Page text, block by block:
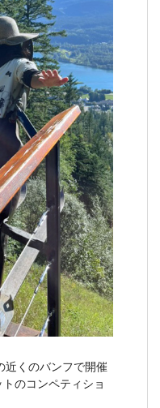
近くのバンフで開催
のコンペティショ